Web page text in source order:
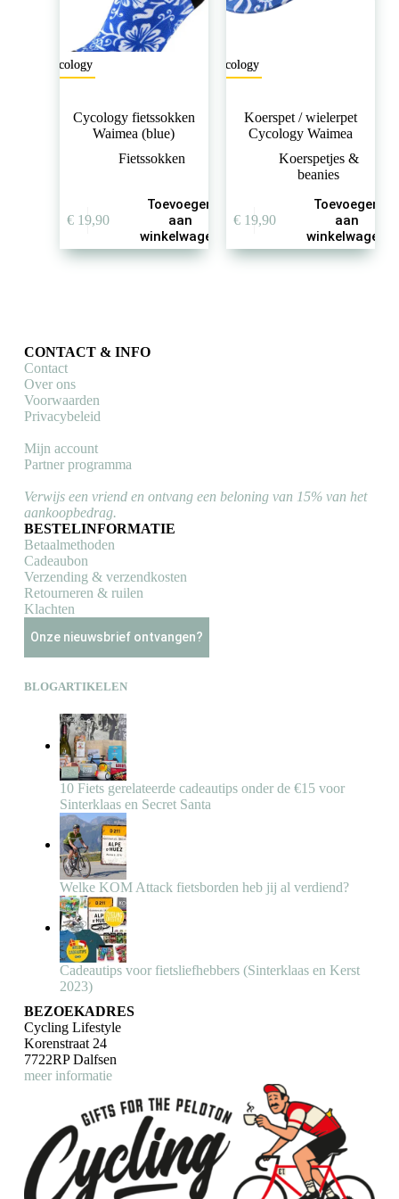
Cycology
Cycology fietssokken
Waimea (blue)
Fietssokken
€19,90
Toevoegen
aan
winkelwagen
Cycology
Koerspet / wielerpet
Cycology Waimea
Koerspetjes &
beanies
€19,90
Toevoegen
aan
winkelwagen
CONTACT & INFO
Contact
Over ons
Voorwaarden
Privacybeleid
Mijn account
Partner programma
Verwijs een vriend en ontvang een beloning van 15% van het
aankoopbedrag.
BESTELINFORMATIE
Betaalmethoden
Cadeaubon
Verzending & verzendkosten
Retourneren & ruilen
Klachten
Onze nieuwsbrief ontvangen?
BLOGARTIKELEN
10 Fiets gerelateerde cadeautips onder de €15 voor
Sinterklaas en Secret Santa
Welke KOM Attack fietsborden heb jij al verdiend?
Cadeautips voor fietsliefhebbers (Sinterklaas en Kerst
2023)
BEZOEKADRES
Cycling Lifestyle
Korenstraat 24
7722RP Dalfsen
meer informatie